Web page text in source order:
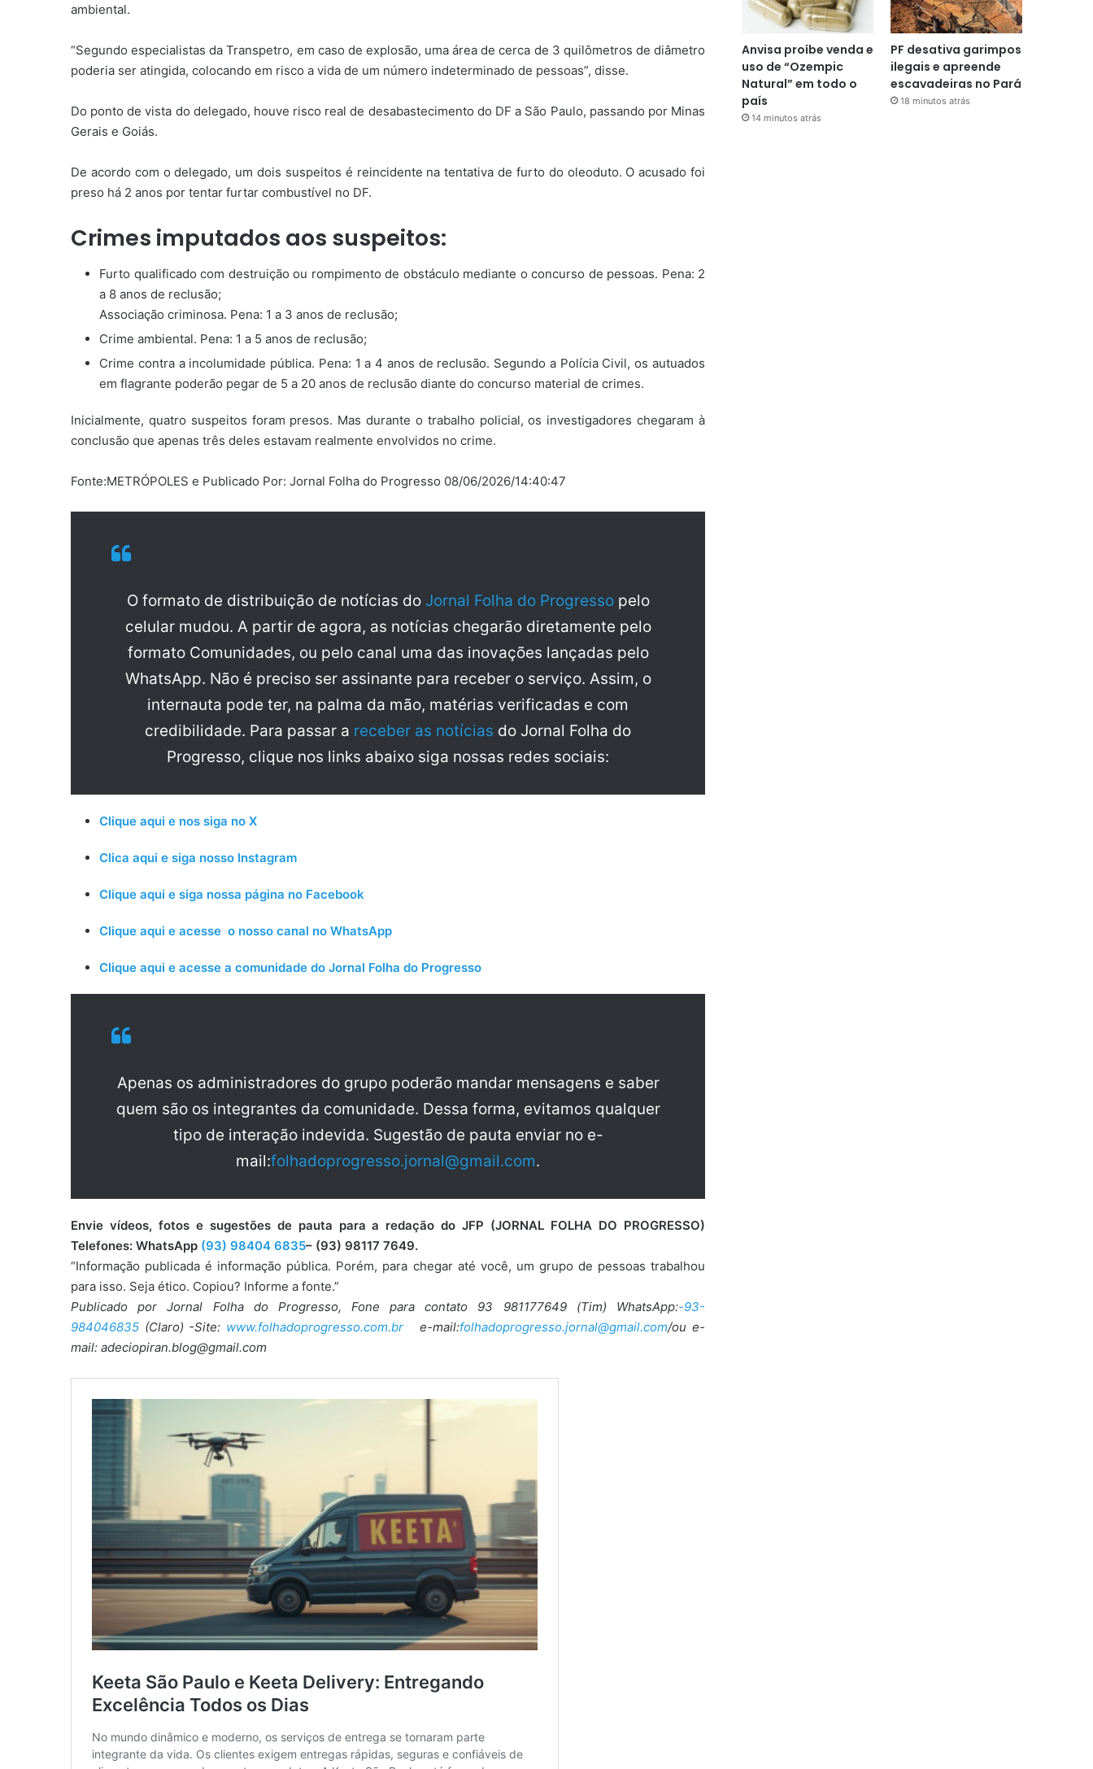
ambiental.
“Segundo especialistas da Transpetro, em caso de explosão, uma área de cerca de 3 quilômetros de diâmetro
poderia ser atingida, colocando em risco a vida de um número indeterminado de pessoas”, disse.
Do ponto de vista do delegado, houve risco real de desabastecimento do DF a São Paulo, passando por Minas
Gerais e Goiás.
De acordo com o delegado, um dois suspeitos é reincidente na tentativa de furto do oleoduto. O acusado foi
preso há 2 anos por tentar furtar combustível no DF.
Crimes imputados aos suspeitos:
Furto qualificado com destruição ou rompimento de obstáculo mediante o concurso de pessoas. Pena: 2
a 8 anos de reclusão;
Associação criminosa. Pena: 1 a 3 anos de reclusão;
Crime ambiental. Pena: 1 a 5 anos de reclusão;
Crime contra a incolumidade pública. Pena: 1 a 4 anos de reclusão. Segundo a Polícia Civil, os autuados
em flagrante poderão pegar de 5 a 20 anos de reclusão diante do concurso material de crimes.
Inicialmente, quatro suspeitos foram presos. Mas durante o trabalho policial, os investigadores chegaram à
conclusão que apenas três deles estavam realmente envolvidos no crime.
Fonte:METRÓPOLES e Publicado Por: Jornal Folha do Progresso 08/06/2026/14:40:47
O formato de distribuição de notícias do Jornal Folha do Progresso pelo
celular mudou. A partir de agora, as notícias chegarão diretamente pelo
formato Comunidades, ou pelo canal uma das inovações lançadas pelo
WhatsApp. Não é preciso ser assinante para receber o serviço. Assim, o
internauta pode ter, na palma da mão, matérias verificadas e com
credibilidade. Para passar a receber as notícias do Jornal Folha do
Progresso, clique nos links abaixo siga nossas redes sociais:
Clique aqui e nos siga no X
Clica aqui e siga nosso Instagram
Clique aqui e siga nossa página no Facebook
Clique aqui e acesse o nosso canal no WhatsApp
Clique aqui e acesse a comunidade do Jornal Folha do Progresso
Apenas os administradores do grupo poderão mandar mensagens e saber
quem são os integrantes da comunidade. Dessa forma, evitamos qualquer
tipo de interação indevida. Sugestão de pauta enviar no e-
mail:folhadoprogresso.jornal@gmail.com.
Envie vídeos, fotos e sugestões de pauta para a redação do JFP (JORNAL FOLHA DO PROGRESSO)
Telefones: WhatsApp (93) 98404 6835– (93) 98117 7649.
“Informação publicada é informação pública. Porém, para chegar até você, um grupo de pessoas trabalhou
para isso. Seja ético. Copiou? Informe a fonte.”
Publicado por Jornal Folha do Progresso, Fone para contato 93 981177649 (Tim) WhatsApp:-93-
984046835 (Claro) -Site: www.folhadoprogresso.com.br e-mail:folhadoprogresso.jornal@gmail.com/ou e-
mail: adeciopiran.blog@gmail.com
Anvisa proíbe venda e
uso de “Ozempic
Natural” em todo o
país
14 minutos atrás
PF desativa garimpos
ilegais e apreende
escavadeiras no Pará
18 minutos atrás